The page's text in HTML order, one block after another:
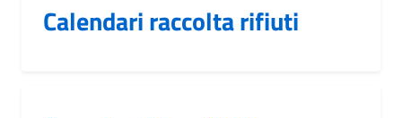
Calendari raccolta rifiuti